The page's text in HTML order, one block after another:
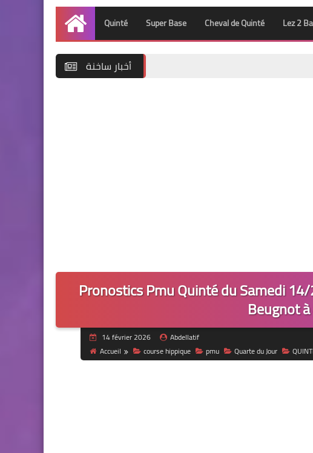
Accueil
Quinté Super Base Cheval de Quinté Lez 2
أخبار ساخنة
Pronostics Pmu Quinté du Samedi
Beugnot
14 février 2026
Abdellatif
Accueil
course hippique pmu Quarte du Jour